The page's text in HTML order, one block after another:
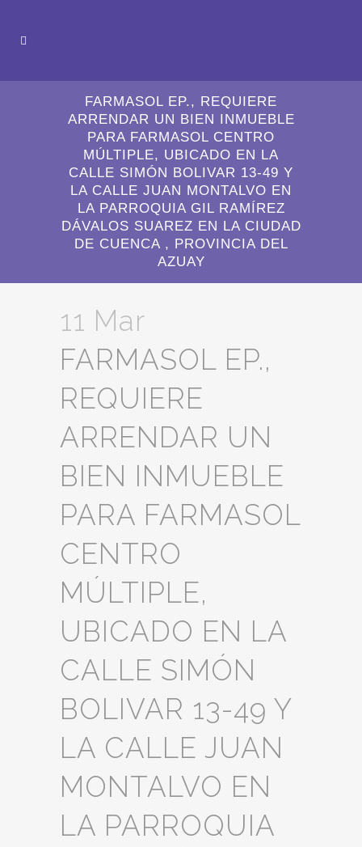
FARMASOL EP., REQUIERE
ARRENDAR UN BIEN INMUEBLE
PARA FARMASOL CENTRO
MÚLTIPLE, UBICADO EN LA
CALLE SIMÓN BOLIVAR 13-49 Y
LA CALLE JUAN MONTALVO EN
LA PARROQUIA GIL RAMÍREZ
DÁVALOS SUAREZ EN LA CIUDAD
DE CUENCA , PROVINCIA DEL
AZUAY
11 Mar
FARMASOL EP.,
REQUIERE
ARRENDAR UN
BIEN INMUEBLE
PARA FARMASOL
CENTRO
MÚLTIPLE,
UBICADO EN LA
CALLE SIMÓN
BOLIVAR 13-49 Y
LA CALLE JUAN
MONTALVO EN
LA PARROQUIA